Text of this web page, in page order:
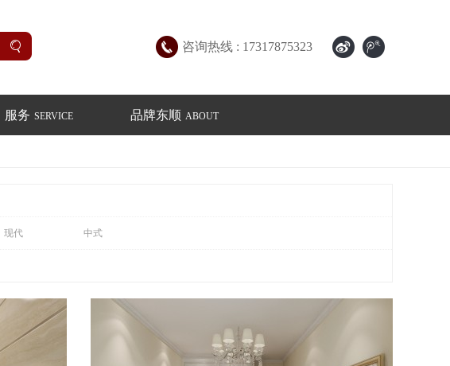
咨询热线 : 17317875323
服务 SERVICE 品牌东顺 ABOUT
现代 中式